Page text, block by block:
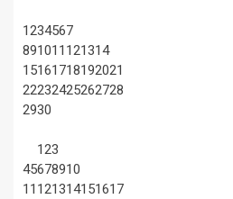
1234567
891011 121314
15161718192021
22232425262728
2930
123
45678910
11 121314151617